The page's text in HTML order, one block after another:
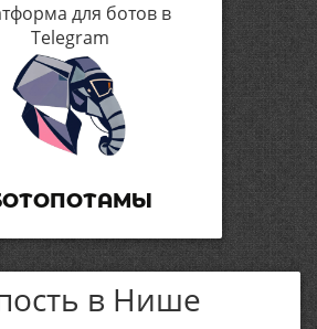
для ботов в
Telegram
в Нише